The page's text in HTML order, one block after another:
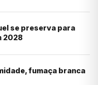
se preserva para
2028
fumaça branca